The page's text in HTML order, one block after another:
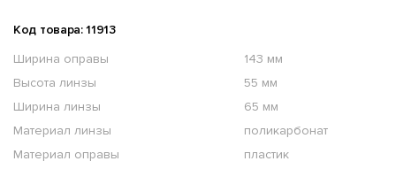
Код товара: 11913
Ширина оправы
143 мм
Высота линзы
55 мм
Ширина линзы
65 мм
Материал линзы
поликарбонат
Материал оправы
пластик